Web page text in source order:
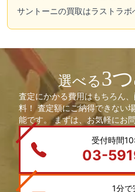
サントーニの買取はラストラボ
選べる3つ
査定にかかる費用はもちろん
料！ 査定額にご納得できない
能です。 まずは、お気軽にお
受付時間
03-
1分で